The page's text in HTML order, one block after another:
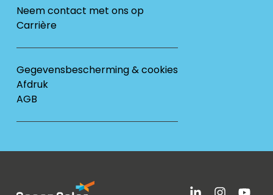
Neem contact met ons op
Carrière
Gegevensbescherming & cookies
Afdruk
AGB